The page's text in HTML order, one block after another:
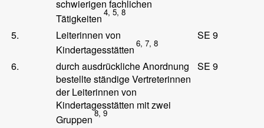
schwierigen fachlichen
Tätigkeiten 4, 5, 8
5.
Leiterinnen von
Kindertagesstätten 6, 7, 8
SE 9
6.
durch ausdrückliche Anordnung
bestellte ständige Vertreterinnen
der Leiterinnen von
Kindertagesstätten mit zwei
Gruppen8, 9
SE 9